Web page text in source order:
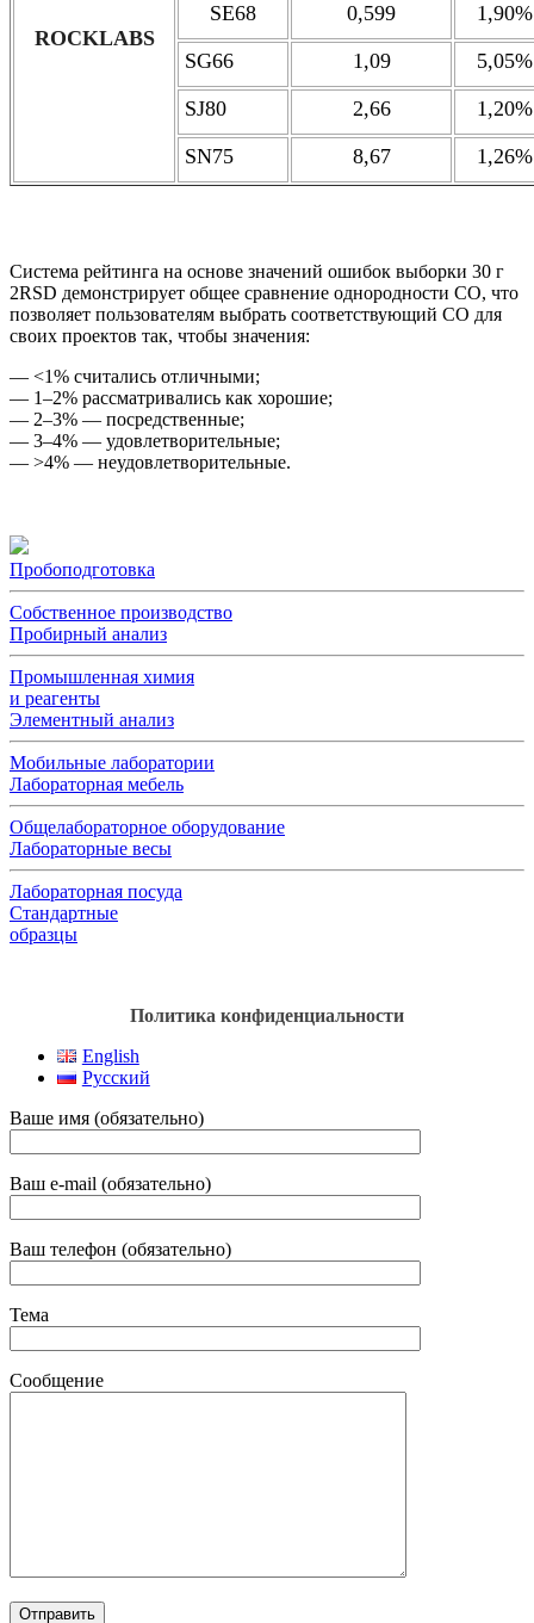
ROCKLABS
SE68 0,599
1,90%
SG66
1,09
5,05%
SJ80
2,66
1,20%
SN75
8,67 1,26%
Система рейтинга на основе значений ошибок выборки 30 г
2RSD демонстрирует общее сравнение однородности СО, что
позволяет пользователям выбрать соответствующий СО для
своих проектов так, чтобы значения:
— <1% считались отличными;
— 1–2% рассматривались как хорошие;
— 2–3% — посредственные;
— 3–4% — удовлетворительные;
— >4% — неудовлетворительные.
Пробоподготовка
Собственное производство
Пробирный анализ
Промышленная химия
и реагенты
Элементный анализ
Мобильные лаборатории
Лабораторная мебель
Общелабораторное оборудование
Лабораторные весы
Лабораторная посуда
Стандартные
образцы
Политика конфиденциальности
English
Русский
Ваше имя (обязательно)
Ваш e-mail (обязательно)
Ваш телефон (обязательно)
Тема
Сообщение